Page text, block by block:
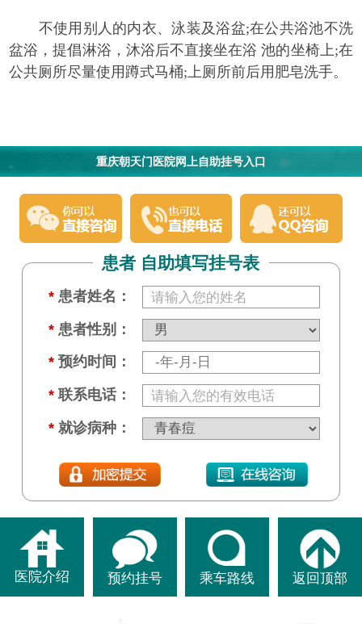
不使用别人的内衣、泳装及浴盆;在公共浴池不洗
盆浴，提倡淋浴，沐浴后不直接坐在浴 池的坐椅上;在
公共厕所尽量使用蹲式马桶;上厕所前后用肥皂洗手。
重庆朝天门医院网上自助挂号入口
患者 自助填写挂号表
* 患者姓名：
* 患者性别：
* 预约时间：
* 联系电话：
* 就诊病种：
医院介绍 预约挂号 乘车路线 返回顶部